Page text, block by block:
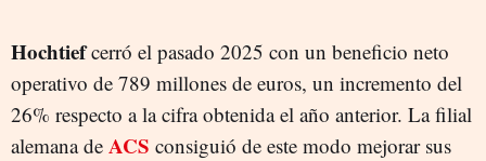
Hochtiefcerró el pasado 2025 con un beneficio neto
operativo de 789 millones de euros, un incremento del
26% respecto a la cifra obtenida el año anterior. La filial
alemana de ACS consiguió de este modo mejorar sus